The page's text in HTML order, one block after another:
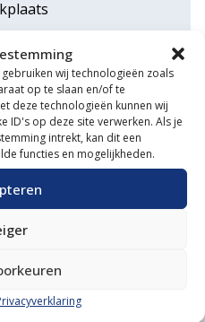
wij technologieën zoals
op te slaan en/of te
deze technologieën kunnen wij
ID's op deze site verwerken. Als je
intrekt, kan dit een
functies en mogelijkheden.
producten